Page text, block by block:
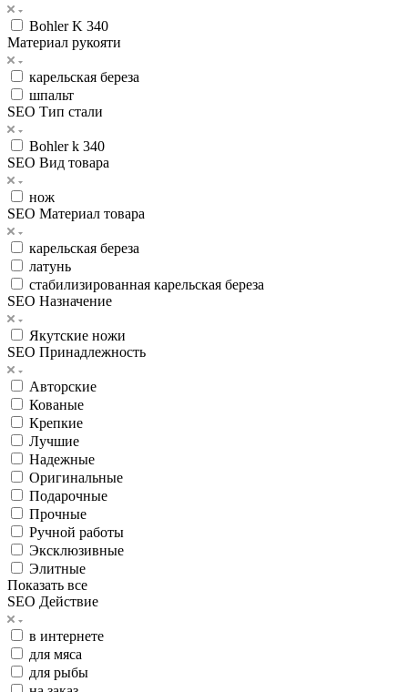
Bohler K 340
Материал рукояти
карельская береза
шпальт
SEO Тип стали
Bohler k 340
SEO Вид товара
нож
SEO Материал товара
карельская береза
латунь
стабилизированная карельская береза
SEO Назначение
Якутские ножи
SEO Принадлежность
Авторские
Кованые
Крепкие
Лучшие
Надежные
Оригинальные
Подарочные
Прочные
Ручной работы
Эксклюзивные
Элитные
Показать все
SEO Действие
в интернете
для мяса
для рыбы